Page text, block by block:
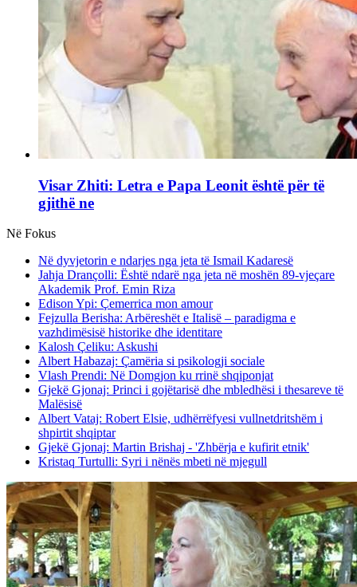
Visar Zhiti: Letra e Papa Leonit është për të
gjithë ne
Në Fokus
Në dyvjetorin e ndarjes nga jeta të Ismail Kadaresë
Jahja Drançolli: Është ndarë nga jeta në moshën 89-vjeçare
Akademik Prof. Emin Riza
Edison Ypi: Çemerrica mon amour
Fejzulla Berisha: Arbëreshët e Italisë – paradigma e
vazhdimësisë historike dhe identitare
Kalosh Çeliku: Askushi
Albert Habazaj: Çamëria si psikologji sociale
Vlash Prendi: Në Domgjon ku rrinë shqiponjat
Gjekë Gjonaj: Princi i gojëtarisë dhe mbledhësi i thesareve të
Malësisë
Albert Vataj: Robert Elsie, udhërrëfyesi vullnetdritshëm i
shpirtit shqiptar
Gjekë Gjonaj: Martin Brishaj - 'Zhbërja e kufirit etnik'
Kristaq Turtulli: Syri i nënës mbeti në mjegull